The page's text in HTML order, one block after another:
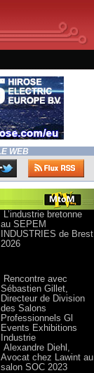
WEB
L’industrie bretonne
au SEPEM
INDUSTRIES de Brest
2026
Rencontre avec
Sébastien Gillet,
Directeur de Division
des Salons
Professionnels Gl
Events Exhibitions
Industrie
Alexandre Diehl,
Avocat chez Lawint au
salon SOC 2023